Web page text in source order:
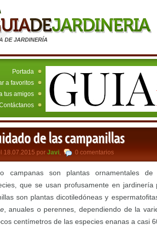
DE JARDINERÍA
Portada
a favoritos
tus amigos
de las campanillas
18.07.2015 por Javi, 0 comentarios
campanas son plantas ornamentales
que se usan profusamente en
son plantas dicotiledóneas y
, anuales o perennes, dependiendo de la
centímetros de las especies enanas a casi